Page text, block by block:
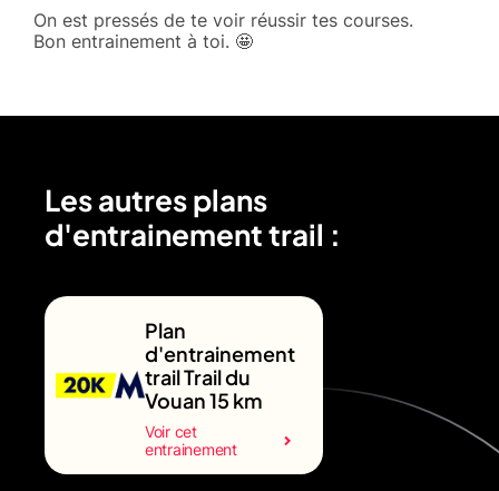
On est pressés de te voir réussir tes courses.
Bon entrainement à toi. 🤩
Les autres plans
d'entrainement trail :
Plan
d'entrainement
trail Trail du
Vouan 15 km
Voir cet
entrainement